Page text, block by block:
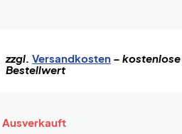
zzgl. Versandkosten– kostenlose
Bestellwert
Ausverkauft